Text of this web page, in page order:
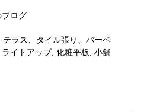
ブログ
テラス、タイル張り、バーベ
イトアップ, 化粧平板
小舗